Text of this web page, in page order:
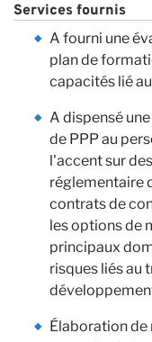
Services fournis
A fourni une
plan de
capacités lié
A dispensé
de PPP au
l'accent sur
réglementaire
contrats de
les options de
principaux
risques liés au
Élaboration de